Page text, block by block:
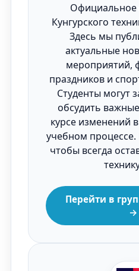
Официальное
Кунгурского
Здесь мы
актуальные
мероприятий,
праздников и
Студенты могут
обсудить
курсе изменений
учебном
чтобы всегда
Перейти в
→